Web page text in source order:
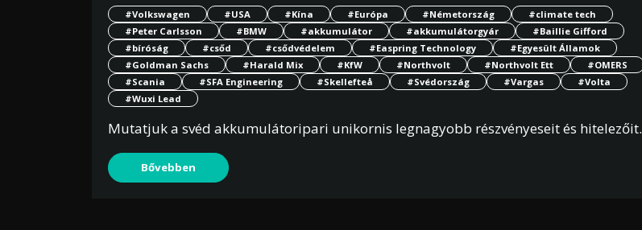
#Volkswagen #USA #Kína #Európa #Németország
#climate tech
#Peter Carlsson
#BMW #akkumulátor #akkumulátorgyár
#Baillie Gifford
#bíróság
#csőd #csődvédelem #Easpring Technology
#Egyesült Államok
#Goldman Sachs
#Harald Mix #KfW #Northvolt #Northvolt Ett
#OMERS
#Scania
#SFA Engineering #Skellefteå #Svédország #Vargas
#Volta
#Wuxi Lead
Mutatjuk a svéd akkumulátoripari unikornis legnagyobb részvényeseit és hitelezőit.
Bővebben